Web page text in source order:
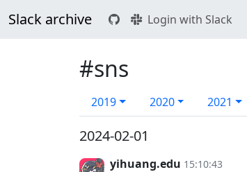
Slack archive Login with Slack
#sns
2019 2020 2021
2024-02-01
yihuang.edu 15:10:43